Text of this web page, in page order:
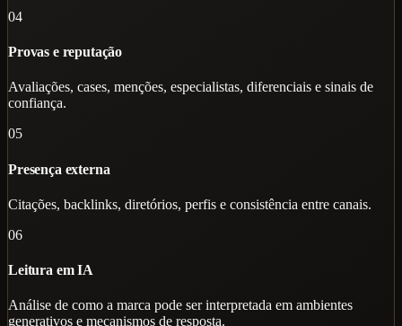
04
Provas e reputação
Avaliações, cases, menções, especialistas, diferenciais e sinais de
confiança.
05
Presença externa
Citações, backlinks, diretórios, perfis e consistência entre canais.
06
Leitura em IA
Análise de como a marca pode ser interpretada em ambientes
generativos e mecanismos de resposta.